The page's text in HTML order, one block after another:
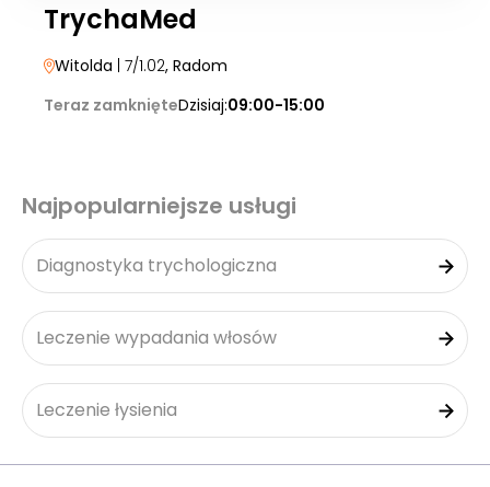
TrychaMed
Witolda | 7/1.02, Radom
Teraz zamknięteDzisiaj:09:00-15:00
Najpopularniejsze usługi
Diagnostyka trychologiczna
Leczenie wypadania włosów
Leczenie łysienia